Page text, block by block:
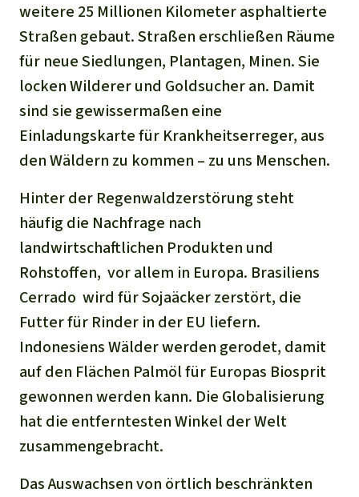
weitere 25 Millionen Kilometer asphaltierte
Straßen gebaut. Straßen erschließen Räume
für neue Siedlungen, Plantagen, Minen. Sie
locken Wilderer und Goldsucher an. Damit
sind sie gewissermaßen eine
Einladungskarte für Krankheitserreger, aus
den Wäldern zu kommen – zu uns Menschen.
Hinter der Regenwaldzerstörung steht
häufig die Nachfrage nach
landwirtschaftlichen Produkten und
Rohstoffen, vor allem in Europa. Brasiliens
Cerrado wird für Sojaäcker zerstört, die
Futter für Rinder in der EU liefern.
Indonesiens Wälder werden gerodet, damit
auf den Flächen Palmöl für Europas Biosprit
gewonnen werden kann. Die Globalisierung
hat die entferntesten Winkel der Welt
zusammengebracht.
Das Auswachsen von örtlich beschränkten